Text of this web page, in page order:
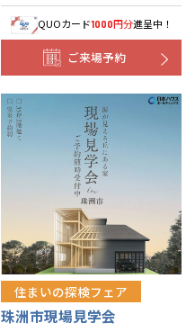
QUOカード1000円分進呈中！
ご来場予約
住まいの探検フェア
珠洲市現場見学会